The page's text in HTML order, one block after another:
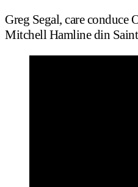
Greg Segal, care conduce
Mitchell Hamline din